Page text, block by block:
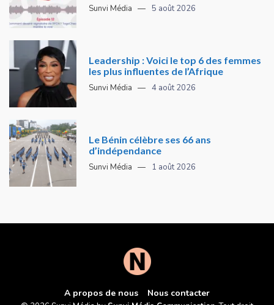
Sunvi Média 5 août 2026
Leadership : Voici le top 6 des femmes
les plus influentes de l’Afrique
Sunvi Média 4 août 2026
Le Bénin célèbre ses 66 ans
d’indépendance
Sunvi Média 1 août 2026
A propos de nous Nous contacter